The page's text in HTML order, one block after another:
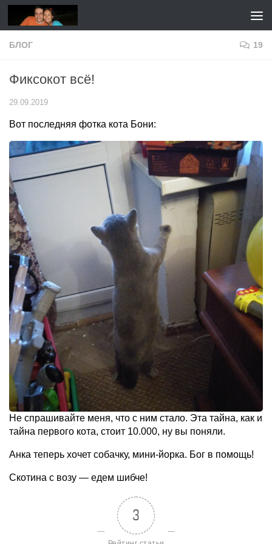
Перейти к содержимому
БЛОГ 19
Фиксокот всё!
29.09.2019
Вот последняя фотка кота Бони:
Не спрашивайте меня, что с ним стало. Эта тайна, как и
тайна первого кота, стоит 10.000, ну вы поняли.
Анка теперь хочет собачку, мини-йорка. Бог в помощь!
Скотина с возу — едем шибче!
3